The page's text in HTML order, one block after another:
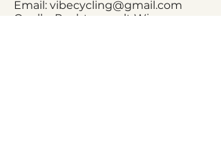
Email: vibecycling@gmail.com
Quelle: Rechtsanwalt Wien